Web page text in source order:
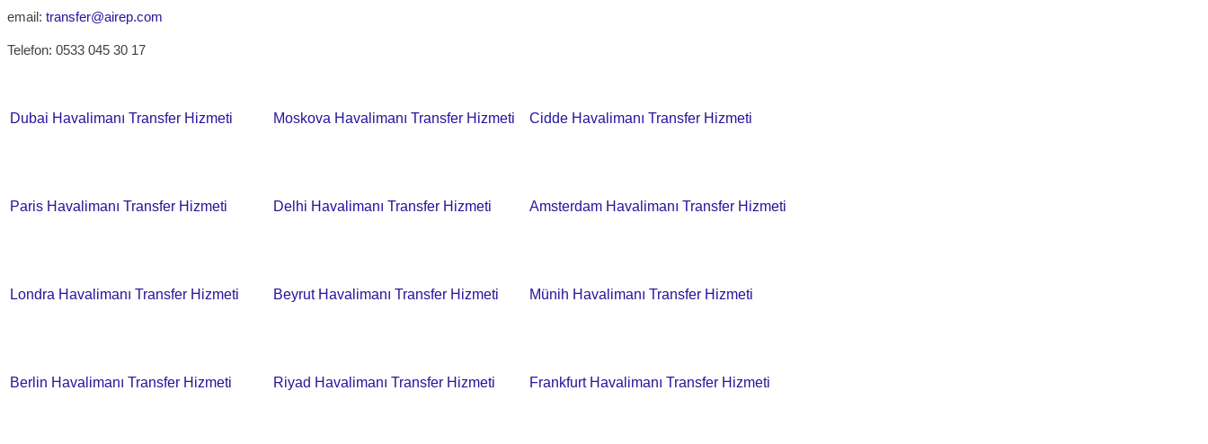
email: transfer@airep.com
Telefon: 0533 045 30 17
Dubai Havalimanı Transfer Hizmeti Moskova Havalimanı Transfer Hizmeti Cidde Havalimanı Transfer Hizmeti
Paris Havalimanı Transfer Hizmeti Delhi Havalimanı Transfer Hizmeti Amsterdam Havalimanı Transfer Hizmeti
Londra Havalimanı Transfer Hizmeti Beyrut Havalimanı Transfer Hizmeti Münih Havalimanı Transfer Hizmeti
Berlin Havalimanı Transfer Hizmeti Riyad Havalimanı Transfer Hizmeti Frankfurt Havalimanı Transfer Hizmeti